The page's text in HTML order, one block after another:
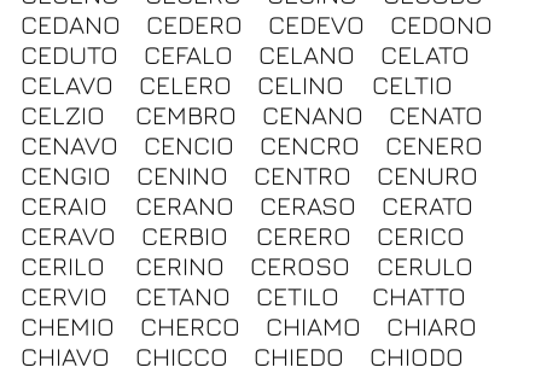
CEDANO
CEDERO CEDEVO
CEDONO
CEDUTO
CEFALO CELANO
CELATO
CELAVO
CELERO CELINO
CELTIO
CELZIO
CEMBRO CENANO
CENATO
CENAVO
CENCIO CENCRO
CENERO
CENGIO
CENINO CENTRO
CENURO
CERAIO
CERANO CERASO
CERATO
CERAVO
CERBIO CERERO
CERICO
CERILO
CERINO CEROSO
CERULO
CERVIO
CETANO CETILO
CHATTO
CHEMIO
CHERCO CHIAMO
CHIARO
CHIAVO
CHICCO CHIEDO
CHIODO